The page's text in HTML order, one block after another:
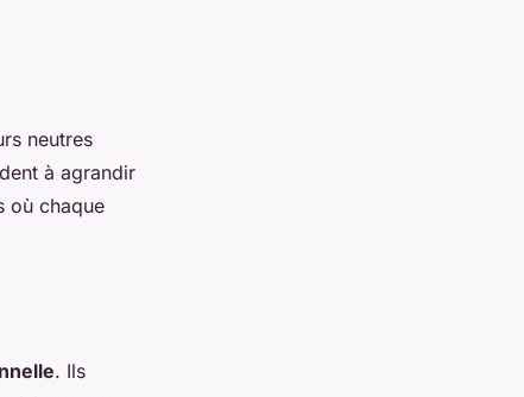
neutres
à agrandir
où chaque
. Ils